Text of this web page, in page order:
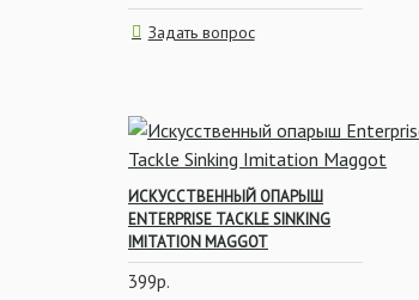
Задать вопрос
ИСКУССТВЕННЫЙ ОПАРЫШ
ENTERPRISE TACKLE SINKING
IMITATION MAGGOT
399р.